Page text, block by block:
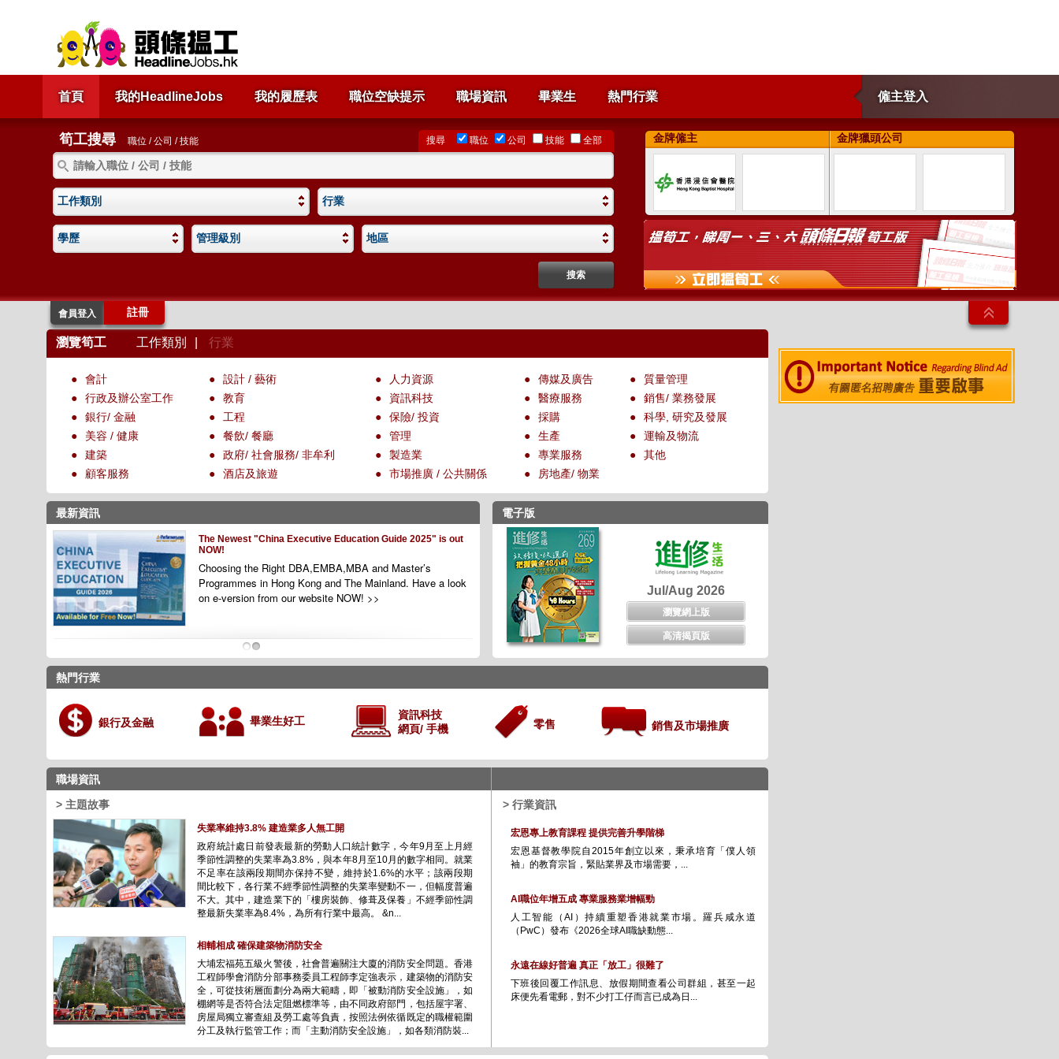
首頁 我的HeadlineJobs 我的履歷表 職位空缺提示 職場資訊 畢業生 僱主登入
熱門行業
筍工搜尋 職位 / 公司 / 技能 搜尋 職位 公司 技能 全部
工作類別 行業
學歷 管理級別 地區
金牌僱主 金牌獵頭公司
會員登入 註冊
瀏覽筍工 工作類別 行業
●
會計
●
行政及辦公室工作
●
銀行/ 金融
●
美容 / 健康
●
建築
●
顧客服務
●
設計 / 藝術
●
教育
●
工程
●
餐飲/ 餐廳
●
政府/ 社會服務/ 非牟利
●
酒店及旅遊
●
人力資源
●
資訊科技
●
保險/ 投資
●
管理
●
製造業
●
市場推廣 / 公共關係
●
傳媒及廣告
●
醫療服務
●
採購
●
生產
●
專業服務
●
房地產/ 物業
●
質量管理
●
銷售/ 業務發展
●
科學, 研究及發展
●
運輸及物流
●
其他
最新資訊
The Newest "China Executive Education Guide 2025" is out
NOW!
Choosing the Right DBA,EMBA,MBA and Master’s
Programmes in Hong Kong and The Mainland. Have a look
on e-version from our website NOW! >>
電子版
Jul/Aug 2026
瀏覽網上版
高清揭頁版
熱門行業
銀行及金融 畢業生好工
資訊科技
網頁/ 手機
零售 銷售及市場推廣
職場資訊
> 主題故事
失業率維持3.8% 建造業多人無工開
政府統計處日前發表最新的勞動人口統計數字，今年9月至上月經
季節性調整的失業率為3.8%，與本年8月至10月的數字相同。就業
不足率在該兩段期間亦保持不變，維持於1.6%的水平；該兩段期
間比較下，各行業不經季節性調整的失業率變動不一，但幅度普遍
不大。其中，建造業下的「樓房裝飾、修葺及保養」不經季節性調
整最新失業率為8.4%，為所有行業中最高。 &n...
相輔相成 確保建築物消防安全
大埔宏福苑五級火警後，社會普遍關注大廈的消防安全問題。香港
工程師學會消防分部事務委員工程師李定強表示，建築物的消防安
全，可從技術層面劃分為兩大範疇，即「被動消防安全設施」，如
棚網等是否符合法定阻燃標準等，由不同政府部門，包括屋宇署、
房屋局獨立審查組及勞工處等負責，按照法例依循既定的職權範圍
分工及執行監管工作；而「主動消防安全設施」，如各類消防裝...
> 行業資訊
宏恩專上教育課程 提供完善升學階梯
宏恩基督教學院自2015年創立以來，秉承培育「僕人領
袖」的教育宗旨，緊貼業界及市場需要，...
AI職位年增五成 專業服務業增幅勁
人工智能（AI）持續重塑香港就業市場。羅兵咸永道
（PwC）發布《2026全球AI職缺動態...
永遠在線好普遍 真正「放工」很難了
下班後回覆工作訊息、放假期間查看公司群組，甚至一起
床便先看電郵，對不少打工仔而言已成為日...